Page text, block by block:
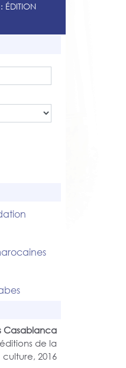
ÉDITION
Casablanca
de la
culture, 2016